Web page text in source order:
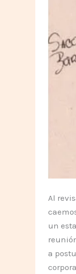
Al
un
a